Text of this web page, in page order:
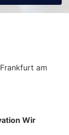
am
Wir